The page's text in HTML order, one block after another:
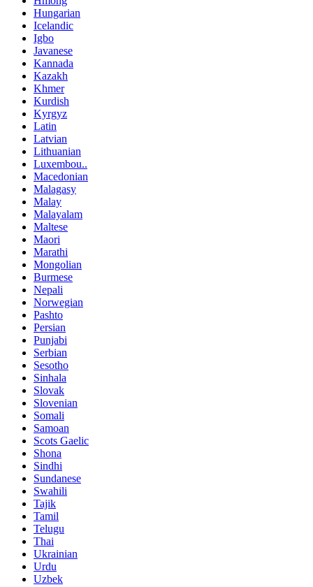
Hungarian
Icelandic
Igbo
Javanese
Kannada
Kazakh
Khmer
Kurdish
Kyrgyz
Latin
Latvian
Lithuanian
Luxembou..
Macedonian
Malagasy
Malay
Malayalam
Maltese
Maori
Marathi
Mongolian
Burmese
Nepali
Norwegian
Pashto
Persian
Punjabi
Serbian
Sesotho
Sinhala
Slovak
Slovenian
Somali
Samoan
Scots Gaelic
Shona
Sindhi
Sundanese
Swahili
Tajik
Tamil
Telugu
Thai
Ukrainian
Urdu
Uzbek